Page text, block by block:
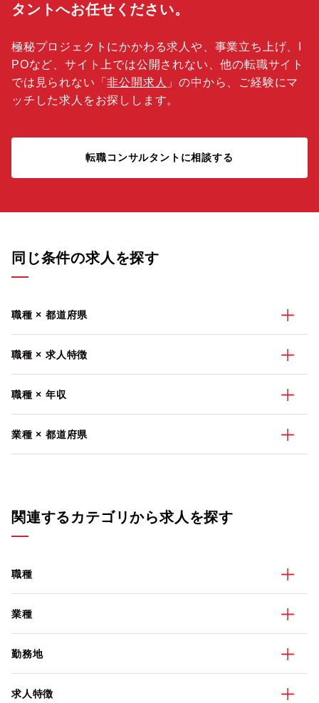
タントへお任せください。
極秘プロジェクトにかかわる求人や、事業立ち上げ、I
POなど、サイト上では公開されない、他の転職サイト
では見られない「非公開求人 」の中から、ご経験にマ
ッチした求人をお探しします。
転職コンサルタントに相談する
同じ条件の求人を探す
職種 × 都道府県
職種 × 求人特徴
職種 × 年収
業種 × 都道府県
関連するカテゴリから求人を探す
職種
業種
勤務地
求人特徴